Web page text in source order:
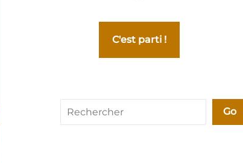
C'est parti !
Rechercher Go